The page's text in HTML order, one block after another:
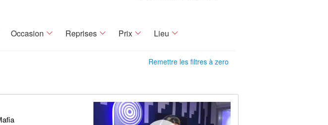
Occasion Reprises Prix Lieu
Remettre les filtres à zero